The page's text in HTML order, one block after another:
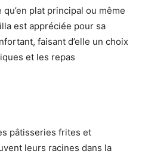
plat principal ou même
est appréciée pour sa
faisant d’elle un choix
et les repas
pâtisseries frites et
leurs racines dans la